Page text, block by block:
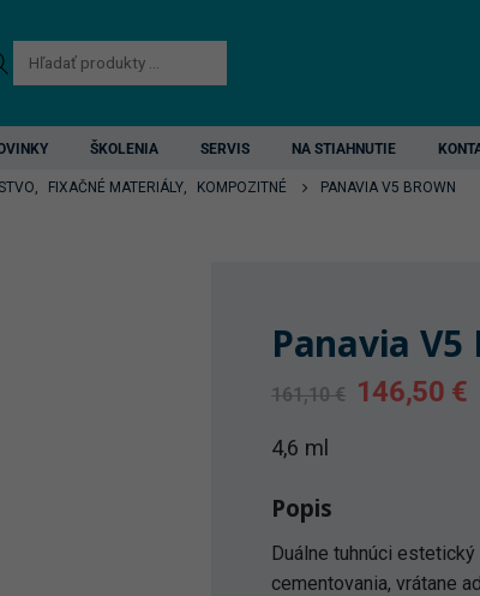
Products
search
ŠKOLENIA SERVIS NA STIAHNUTIE
, FIXAČNÉ MATERIÁLY, KOMPOZITNÉ PANAVIA V5 BROWN
Panavia
161,10€ Original
146,50 €
4,6 ml
Popis
Duálne tuhnúci
cementovania, vrátane